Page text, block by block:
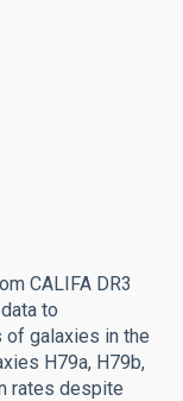
CALIFA DR3
to
galaxies in the
H79a, H79b,
rates despite